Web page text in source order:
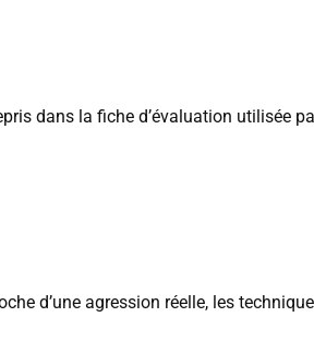
dans la fiche d’évaluation utilisée
d’une agression réelle, les